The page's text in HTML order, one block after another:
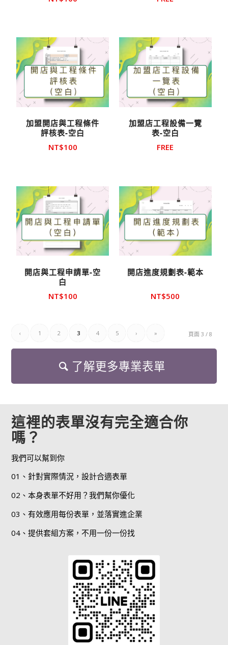
加盟開店與工程條件
評核表-空白
NT$100
加盟店工程設備一覽
表-空白
FREE
開店與工程申請單-空
白
NT$100
開店進度規劃表-範本
NT$500
頁面 3 / 8
‹ 1 2 3 4 5 › »
了解更多專業表單
這裡的表單沒有完全適合你
嗎？
我們可以幫到你
01、針對實際情況，設計合適表單
02、本身表單不好用？我們幫你優化
03、有效應用每份表單，並落實進企業
04、提供套組方案，不用一份一份找